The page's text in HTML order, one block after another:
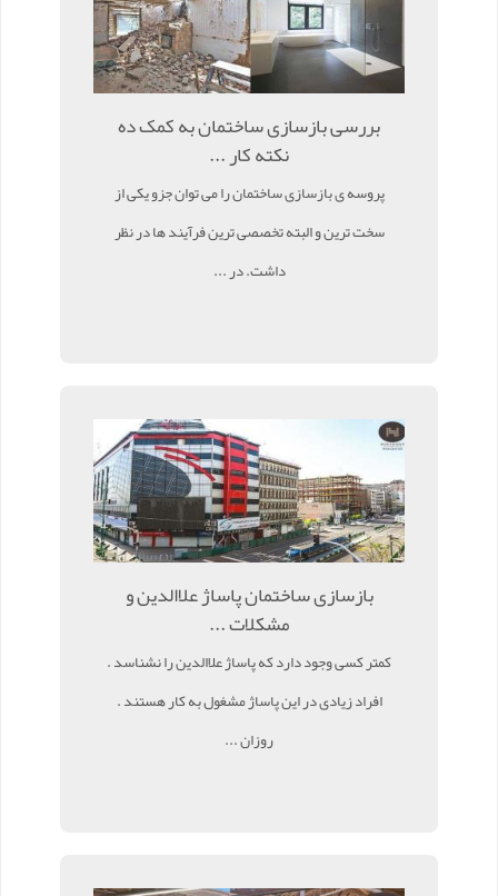
بررسی بازسازی ساختمان به کمک ده
نکته کار ...
پروسه ی بازسازی ساختمان را می توان جزو یکی از
سخت ترین و البته تخصصی ترین فرآیند ها در نظر
داشت. در ...
بازسازی ساختمان پاساژ علاالدین و
مشکلات ...
کمتر کسی وجود دارد که پاساژ علاالدین را نشناسد .
افراد زیادی در این پاساژ مشغول به کار هستند .
روزان ...